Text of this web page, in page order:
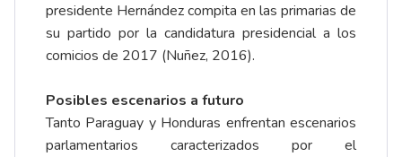
presidente Hernández compita en las primarias de
su partido por la candidatura presidencial a los
comicios de 2017 (Nuñez, 2016).
Posibles escenarios a futuro
Tanto Paraguay y Honduras enfrentan escenarios
parlamentarios caracterizados por el